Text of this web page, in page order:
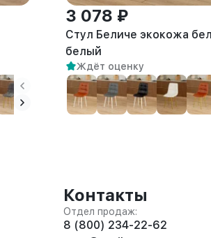
3 078 ₽
Стул Беличе экокожа
белый
Ждёт оценку
Контакты
Отдел продаж:
8 (800) 234-22-62